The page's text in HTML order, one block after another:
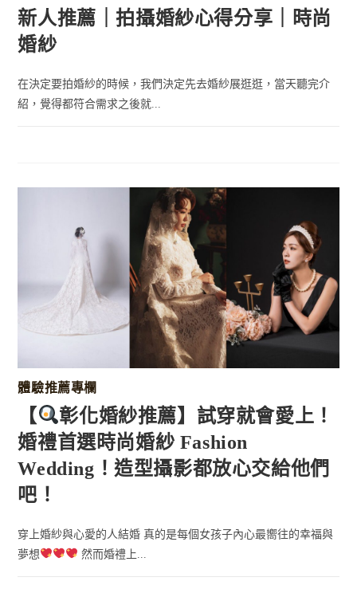
新人推薦｜拍攝婚紗心得分享｜時尚
婚紗
在決定要拍婚紗的時候，我們決定先去婚紗展逛逛，當天聽完介
紹，覺得都符合需求之後就...
體驗推薦專欄
【
彰化婚紗推薦】試穿就會愛上！
婚禮首選時尚婚紗 Fashion
Wedding！造型攝影都放心交給他們
吧！
穿上婚紗與心愛的人結婚 真的是每個女孩子內心最嚮往的幸福與
夢想
然而婚禮上...